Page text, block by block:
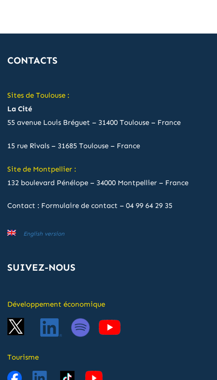
CONTACTS
Sites de Toulouse :
La Cité
55 avenue Louis Bréguet – 31400 Toulouse – France
15 rue Rivals – 31685 Toulouse – France
Site de Montpellier :
132 boulevard Pénélope – 34000 Montpellier – France
Contact : Formulaire de contact – 04 99 64 29 35
English version
SUIVEZ-NOUS
Développement économique
Tourisme